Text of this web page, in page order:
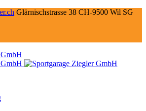
Glärnischstrasse 38 CH-9500 Wil SG